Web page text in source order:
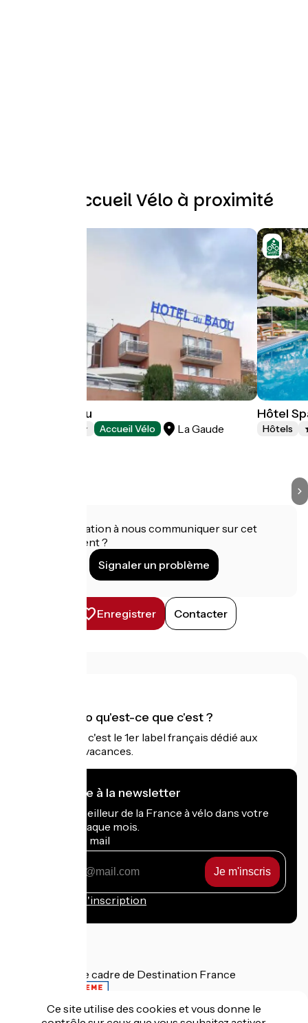
Autres Accueil Vélo à proximité
Hôtel du Baou
Accueil Vélo La Gaude
Hôtel
Hôtels
Une information à nous communiquer sur cet
établissement ?
Signaler un problème
Enregistrer Contacter
Accueil Vélo qu'est-ce que c'est ?
Accueil Vélo c'est le 1er label français dédié aux
cyclistes en vacances.
Je m'abonne à la newsletter
Recevez le meilleur de la France à vélo dans votre
boîte mail chaque mois.
Mon adresse mail
Conditions d'inscription
Financé dans le cadre de Destination France
Ce site utilise des cookies et vous donne le